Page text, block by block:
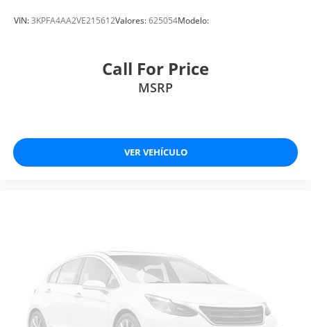
VIN:3KPFA4AA2VE215612Valores:625054Modelo:
Call For Price
MSRP
VER VEHÍCULO